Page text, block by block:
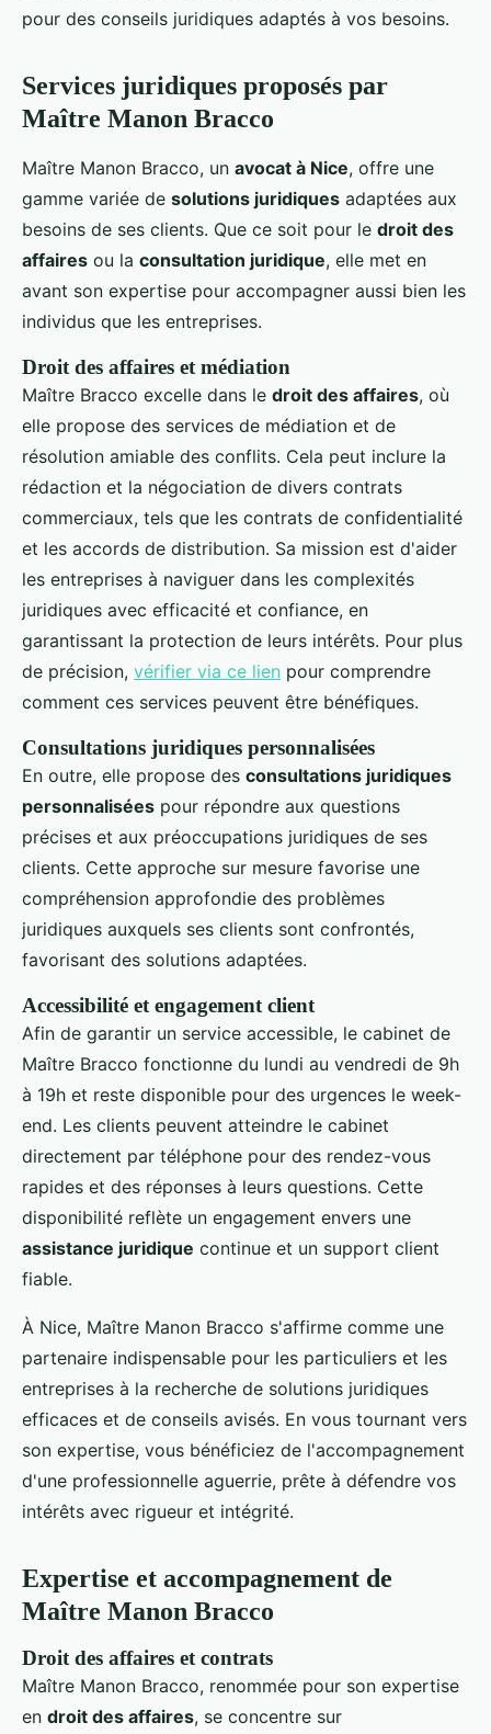
pour des conseils juridiques adaptés à vos besoins.
Services juridiques proposés par
Maître Manon Bracco
Maître Manon Bracco, un avocat à Nice, offre une
gamme variée de solutions juridiques adaptées aux
besoins de ses clients. Que ce soit pour le droit des
affaires ou la consultation juridique, elle met en
avant son expertise pour accompagner aussi bien les
individus que les entreprises.
Droit des affaires et médiation
Maître Bracco excelle dans le droit des affaires, où
elle propose des services de médiation et de
résolution amiable des conflits. Cela peut inclure la
rédaction et la négociation de divers contrats
commerciaux, tels que les contrats de confidentialité
et les accords de distribution. Sa mission est d'aider
les entreprises à naviguer dans les complexités
juridiques avec efficacité et confiance, en
garantissant la protection de leurs intérêts. Pour plus
de précision, vérifier via ce lien pour comprendre
comment ces services peuvent être bénéfiques.
Consultations juridiques personnalisées
En outre, elle propose des consultations juridiques
personnalisées pour répondre aux questions
précises et aux préoccupations juridiques de ses
clients. Cette approche sur mesure favorise une
compréhension approfondie des problèmes
juridiques auxquels ses clients sont confrontés,
favorisant des solutions adaptées.
Accessibilité et engagement client
Afin de garantir un service accessible, le cabinet de
Maître Bracco fonctionne du lundi au vendredi de 9h
à 19h et reste disponible pour des urgences le week-
end. Les clients peuvent atteindre le cabinet
directement par téléphone pour des rendez-vous
rapides et des réponses à leurs questions. Cette
disponibilité reflète un engagement envers une
assistance juridique continue et un support client
fiable.
À Nice, Maître Manon Bracco s'affirme comme une
partenaire indispensable pour les particuliers et les
entreprises à la recherche de solutions juridiques
efficaces et de conseils avisés. En vous tournant vers
son expertise, vous bénéficiez de l'accompagnement
d'une professionnelle aguerrie, prête à défendre vos
intérêts avec rigueur et intégrité.
Expertise et accompagnement de
Maître Manon Bracco
Droit des affaires et contrats
Maître Manon Bracco, renommée pour son expertise
en droit des affaires, se concentre sur